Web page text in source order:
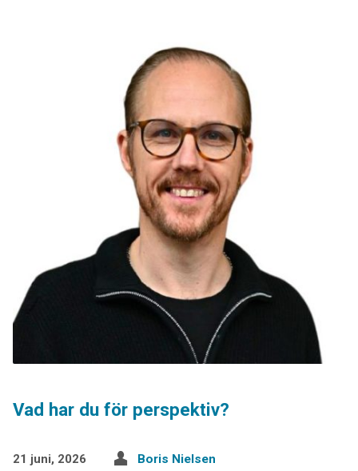
Vad har du för perspektiv?
21 juni, 2026 Boris Nielsen